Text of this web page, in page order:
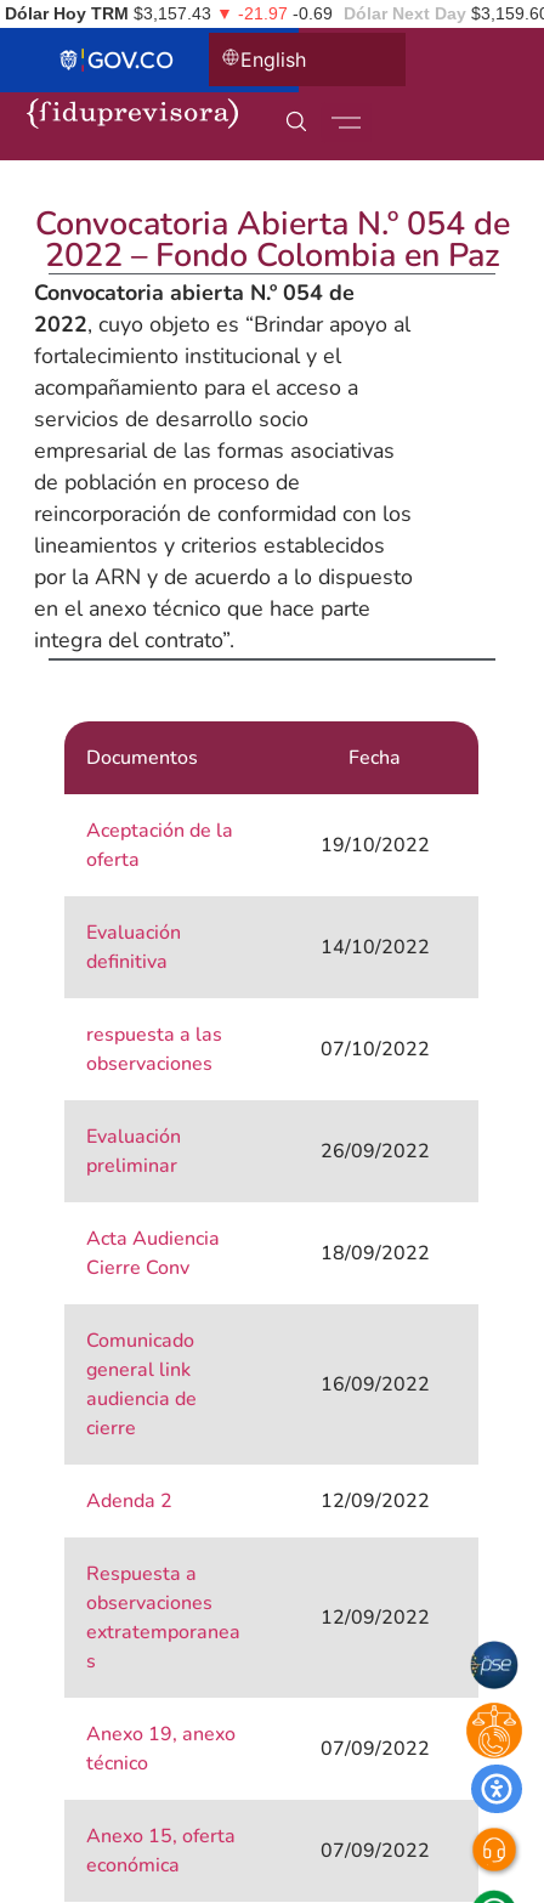
Dólar Hoy TRM $3,157.43 ▼ -21.97 -0.69 Dólar Next Day
English
Convocatoria Abierta N.º 054 de
2022 – Fondo Colombia en Paz
Convocatoria abierta N.º 054 de
2022, cuyo objeto es “Brindar apoyo al
fortalecimiento institucional y el
acompañamiento para el acceso a
servicios de desarrollo socio
empresarial de las formas asociativas
de población en proceso de
reincorporación de conformidad con los
lineamientos y criterios establecidos
por la ARN y de acuerdo a lo dispuesto
en el anexo técnico que hace parte
integra del contrato”.
Documentos Fecha
Aceptación de la
oferta
19/10/2022
Evaluación
definitiva
14/10/2022
respuesta a las
observaciones
07/10/2022
Evaluación
preliminar
26/09/2022
Acta Audiencia
Cierre Conv
18/09/2022
Comunicado
general link
audiencia de
cierre
16/09/2022
Adenda 2 12/09/2022
Respuesta a
observaciones
extratemporanea
s
12/09/2022
Anexo 19, anexo
técnico
07/09/2022
Anexo 15, oferta
económica
07/09/2022